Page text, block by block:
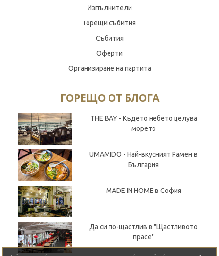
Изпълнители
Горещи събития
Събития
Оферти
Организиране на партита
ГОРЕЩО ОТ БЛОГА
THE BAY - Където небето целува
морето
UMAMIDO - Най-вкусният Рамен в
България
MADE IN HOME в София
Да си по-щастлив в "Щастливото
прасе"